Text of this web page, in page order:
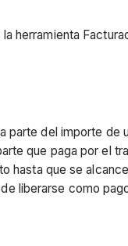
herramienta
del importe
que paga por el
que se
liberarse como